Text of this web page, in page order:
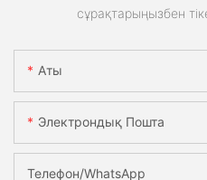
сұрақтарыңызбен
Аты
Электрондық Пошта
Телефон/whatsApp